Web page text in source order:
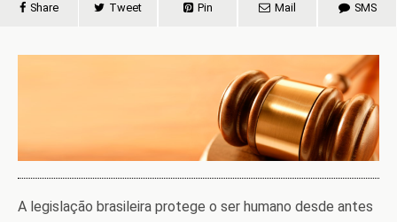
Share Tweet Pin Mail SMS
A legislação brasileira protege o ser humano desde antes